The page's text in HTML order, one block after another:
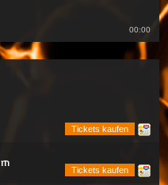
00:00
Tickets kaufen
Tickets kaufen